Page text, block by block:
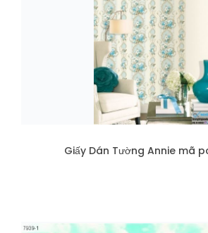
Giấy Dán Tường Annie mã